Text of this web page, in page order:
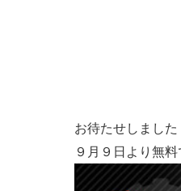
お待たせしまし
９月９日より無